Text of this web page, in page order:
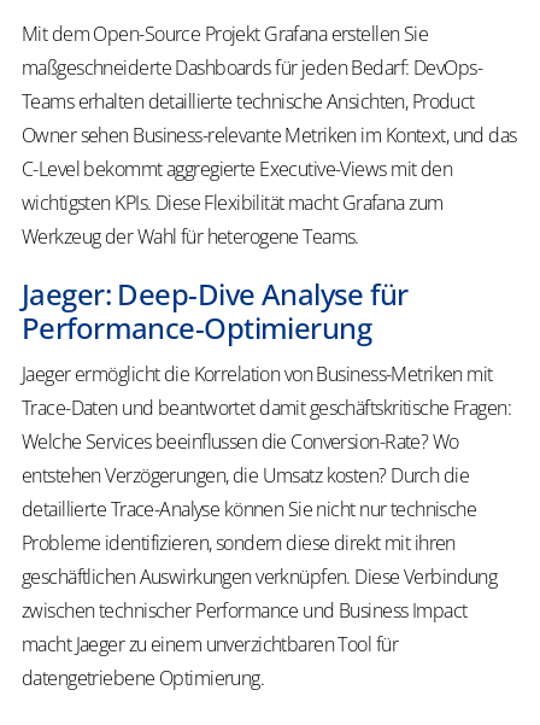
Mit dem Open-Source Projekt Grafana erstellen Sie
maßgeschneiderte Dashboards für jeden Bedarf: DevOps-
Teams erhalten detaillierte technische Ansichten, Product
Owner sehen Business-relevante Metriken im Kontext, und das
C-Level bekommt aggregierte Executive-Views mit den
wichtigsten KPIs. Diese Flexibilität macht Grafana zum
Werkzeug der Wahl für heterogene Teams.
Jaeger: Deep-Dive Analyse für
Performance-Optimierung
Jaeger ermöglicht die Korrelation von Business-Metriken mit
Trace-Daten und beantwortet damit geschäftskritische Fragen:
Welche Services beeinflussen die Conversion-Rate? Wo
entstehen Verzögerungen, die Umsatz kosten? Durch die
detaillierte Trace-Analyse können Sie nicht nur technische
Probleme identifizieren, sondern diese direkt mit ihren
geschäftlichen Auswirkungen verknüpfen. Diese Verbindung
zwischen technischer Performance und Business Impact
macht Jaeger zu einem unverzichtbaren Tool für
datengetriebene Optimierung.